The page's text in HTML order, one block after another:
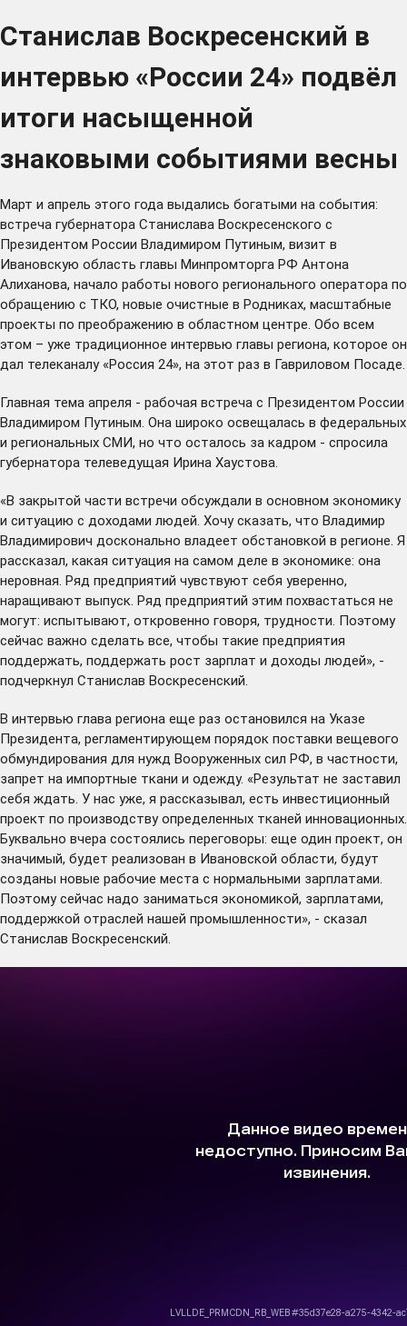
Станислав Воскресенский в
интервью «России 24» подвёл
итоги насыщенной
знаковыми событиями весны
Март и апрель этого года выдались богатыми на события:
встреча губернатора Станислава Воскресенского с
Президентом России Владимиром Путиным, визит в
Ивановскую область главы Минпромторга РФ Антона
Алиханова, начало работы нового регионального оператора по
обращению с ТКО, новые очистные в Родниках, масштабные
проекты по преображению в областном центре. Обо всем
этом – уже традиционное интервью главы региона, которое он
дал телеканалу «Россия 24», на этот раз в Гавриловом Посаде.
Главная тема апреля - рабочая встреча с Президентом России
Владимиром Путиным. Она широко освещалась в федеральных
и региональных СМИ, но что осталось за кадром - спросила
губернатора телеведущая Ирина Хаустова.
«В закрытой части встречи обсуждали в основном экономику
и ситуацию с доходами людей. Хочу сказать, что Владимир
Владимирович досконально владеет обстановкой в регионе. Я
рассказал, какая ситуация на самом деле в экономике: она
неровная. Ряд предприятий чувствуют себя уверенно,
наращивают выпуск. Ряд предприятий этим похвастаться не
могут: испытывают, откровенно говоря, трудности. Поэтому
сейчас важно сделать все, чтобы такие предприятия
поддержать, поддержать рост зарплат и доходы людей», -
подчеркнул Станислав Воскресенский.
В интервью глава региона еще раз остановился на Указе
Президента, регламентирующем порядок поставки вещевого
обмундирования для нужд Вооруженных сил РФ, в частности,
запрет на импортные ткани и одежду. «Результат не заставил
себя ждать. У нас уже, я рассказывал, есть инвестиционный
проект по производству определенных тканей инновационных.
Буквально вчера состоялись переговоры: еще один проект, он
значимый, будет реализован в Ивановской области, будут
созданы новые рабочие места с нормальными зарплатами.
Поэтому сейчас надо заниматься экономикой, зарплатами,
поддержкой отраслей нашей промышленности», - сказал
Станислав Воскресенский.